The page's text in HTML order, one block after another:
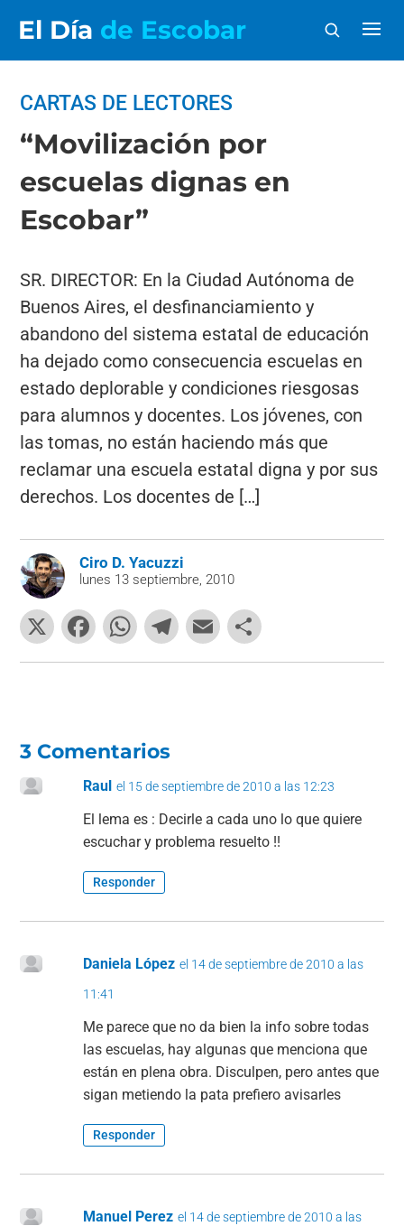
El Día de Escobar
CARTAS DE LECTORES
“Movilización por
escuelas dignas en
Escobar”
SR. DIRECTOR: En la Ciudad Autónoma de
Buenos Aires, el desfinanciamiento y
abandono del sistema estatal de educación
ha dejado como consecuencia escuelas en
estado deplorable y condiciones riesgosas
para alumnos y docentes. Los jóvenes, con
las tomas, no están haciendo más que
reclamar una escuela estatal digna y por sus
derechos. Los docentes de […]
Ciro D. Yacuzzi
lunes 13 septiembre, 2010
X
F
a
b
o
o
k
W
h
A
p
p
T
el
E
m o
3 Comentarios
Raul el 15 de septiembre de 2010 a las 12:23
El lema es : Decirle a cada uno lo que quiere
escuchar y problema resuelto !!
Responder
Daniela López el 14 de septiembre de 2010 a las
11:41
Me parece que no da bien la info sobre todas
las escuelas, hay algunas que menciona que
están en plena obra. Disculpen, pero antes que
sigan metiendo la pata prefiero avisarles
Responder
Manuel Perez el 14 de septiembre de 2010 a las